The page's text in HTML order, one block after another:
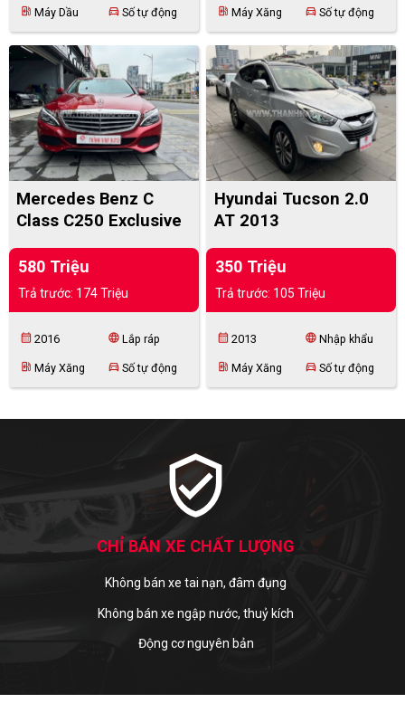
ev_station Máy Dầu directions_car Số tự động ev_station Máy Xăng directions_car Số tự động
Mercedes Benz C
Class C250 Exclusive
580 Triệu
Trả trước: 174 Triệu
calendar_month 2016 language Lắp ráp
ev_station Máy Xăng directions_car Số tự động
Hyundai Tucson 2.0
AT 2013
350 Triệu
Trả trước: 105 Triệu
calendar_month 2013 language Nhập khẩu
ev_station Máy Xăng directions_car Số tự động
verified_user
CHỈ BÁN XE CHẤT LƯỢNG
Không bán xe tai nạn, đâm đụng
Không bán xe ngập nước, thuỷ kích
Động cơ nguyên bản